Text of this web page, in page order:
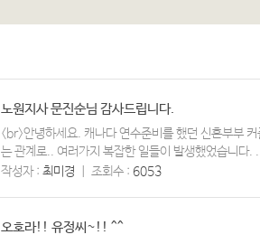
노원지사 문진순님 감사드립니다.
<br>안녕하세요. 캐나다 연수준비를 했던 신혼부부
는 관계로.. 여러가지 복잡한 일들이 발생했었습니다.
작성자 : 최미경 조회수 : 6053
오호라!! 유정씨~!! ^^